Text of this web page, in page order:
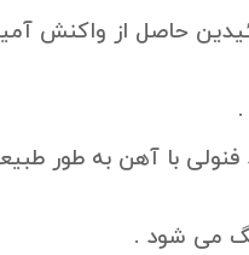
حاصل از واکنش
با آهن به طور
می شود .